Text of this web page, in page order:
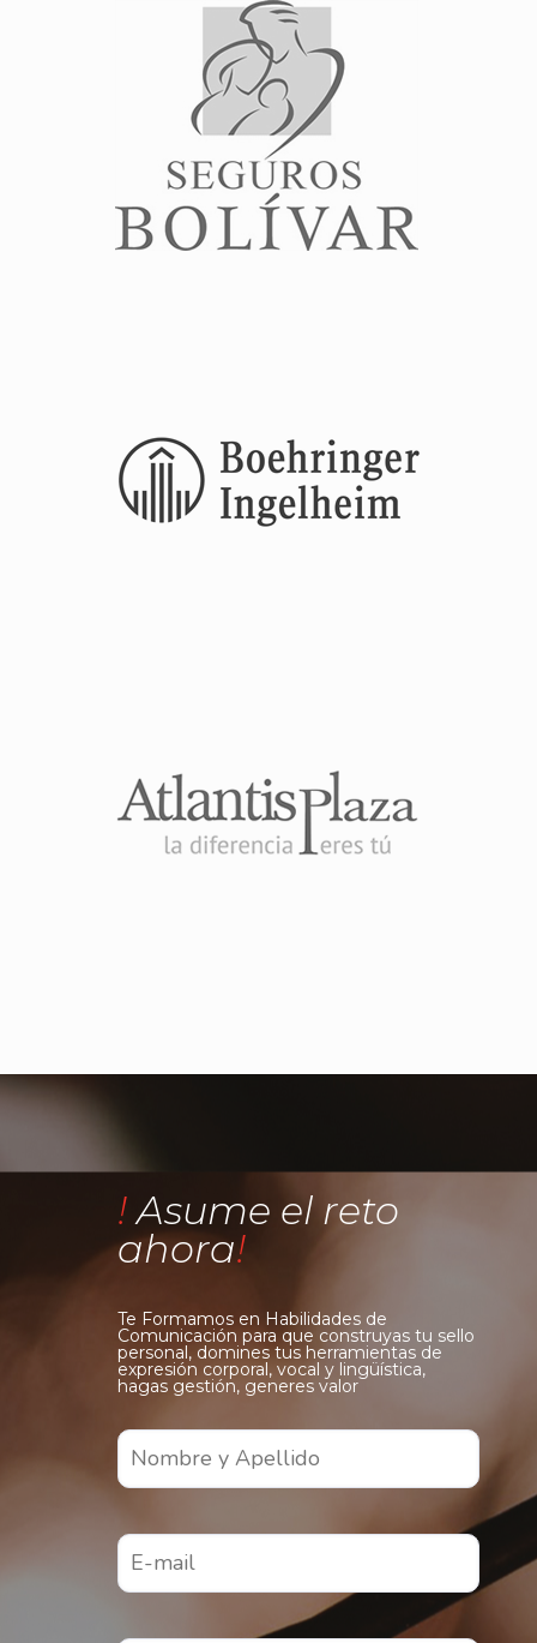
!Asume el reto
ahora!
Te Formamos en Habilidades de
Comunicación para que construyas tu sello
personal, domines tus herramientas de
expresión corporal, vocal y lingüística,
hagas gestión, generes valor